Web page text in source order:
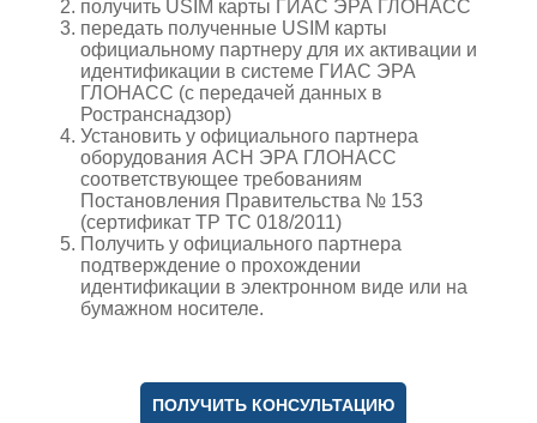
получить USIM карты ГИАС ЭРА ГЛОНАСС
передать полученные USIM карты
официальному партнеру для их активации и
идентификации в системе ГИАС ЭРА
ГЛОНАСС (с передачей данных в
Ространснадзор)
Установить у официального партнера
оборудования АСН ЭРА ГЛОНАСС
соответствующее требованиям
Постановления Правительства № 153
(сертификат ТР ТС 018/2011)
Получить у официального партнера
подтверждение о прохождении
идентификации в электронном виде или на
бумажном носителе.
ПОЛУЧИТЬ КОНСУЛЬТАЦИЮ